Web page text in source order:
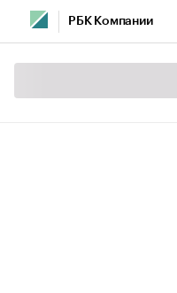
РБК Компании